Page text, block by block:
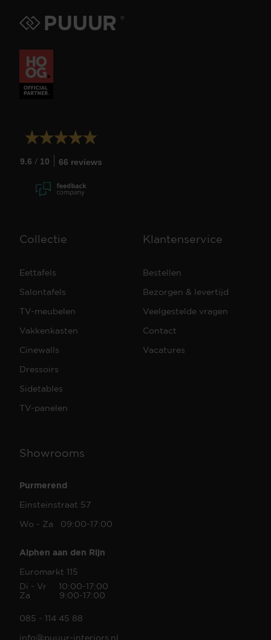
9.6 / 10 66 reviews
Collectie
Eettafels
Salontafels
TV-meubelen
Vakkenkasten
Cinewalls
Dressoirs
Sidetables
TV-panelen
Klantenservice
Bestellen
Bezorgen & levertijd
Veelgestelde vragen
Contact
Vacatures
Showrooms
Purmerend
Einsteinstraat 57
Wo - Za 09:00-17:00
Alphen aan den Rijn
Euromarkt 115
Di - Vr 10:00-17:00
Za 9:00-17:00
085 - 114 45 88
info@puuur-interiors.nl